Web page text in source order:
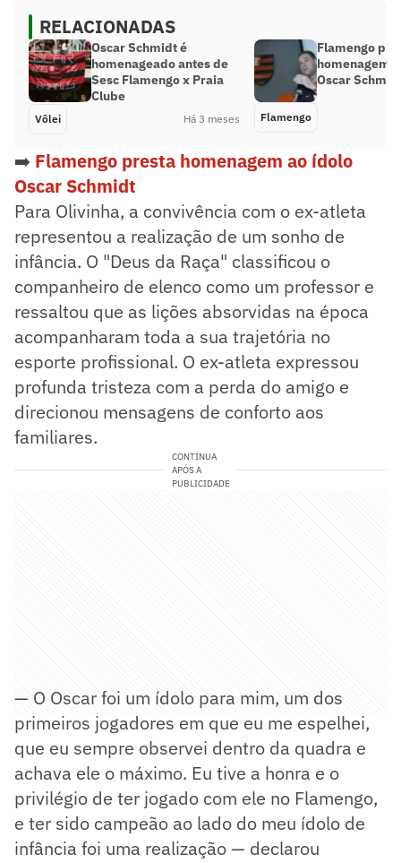
RELACIONADAS
Oscar Schmidt é
homenageado antes de
Sesc Flamengo x Praia
Clube
Vôlei Há 3 meses
Flamengo
homenagem
Oscar
Flamengo
➡️ Flamengo presta homenagem ao ídolo
Oscar Schmidt
Para Olivinha, a convivência com o ex-atleta
representou a realização de um sonho de
infância. O "Deus da Raça" classificou o
companheiro de elenco como um professor e
ressaltou que as lições absorvidas na época
acompanharam toda a sua trajetória no
esporte profissional. O ex-atleta expressou
profunda tristeza com a perda do amigo e
direcionou mensagens de conforto aos
familiares.
CONTINUA
APÓS A
PUBLICIDADE
— O Oscar foi um ídolo para mim, um dos
primeiros jogadores em que eu me espelhei,
que eu sempre observei dentro da quadra e
achava ele o máximo. Eu tive a honra e o
privilégio de ter jogado com ele no Flamengo,
e ter sido campeão ao lado do meu ídolo de
infância foi uma realização — declarou